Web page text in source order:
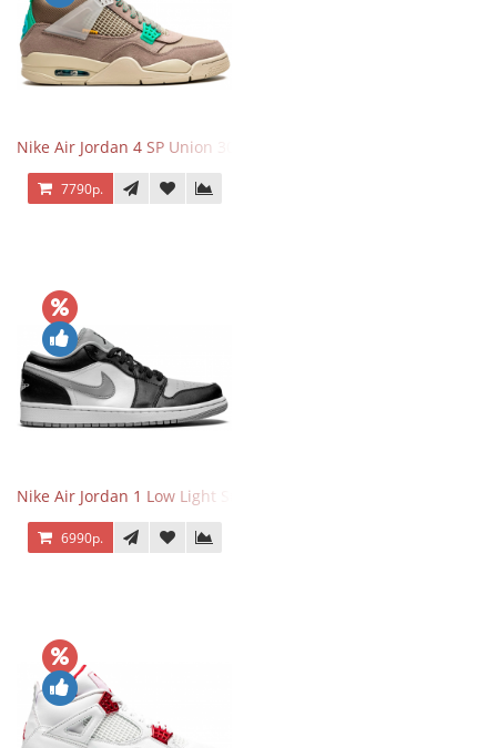
Nike Air Jordan 4 SP Union 30th Anniversary Taupe Haze
7790р.
Nike Air Jordan 1 Low Light Smoke Grey
6990р.